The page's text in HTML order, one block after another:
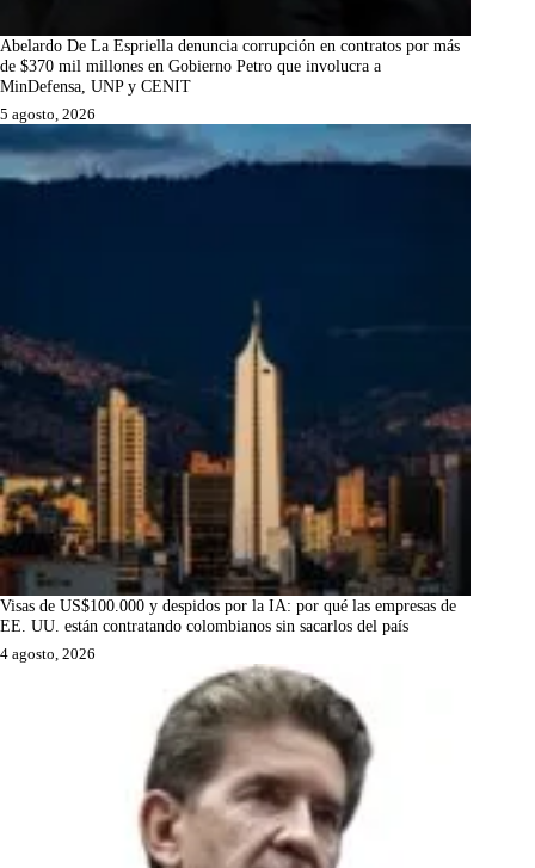
Abelardo De La Espriella denuncia corrupción en contratos por más
de $370 mil millones en Gobierno Petro que involucra a
MinDefensa, UNP y CENIT
5 agosto, 2026
Visas de US$100.000 y despidos por la IA: por qué las empresas de
EE. UU. están contratando colombianos sin sacarlos del país
4 agosto, 2026